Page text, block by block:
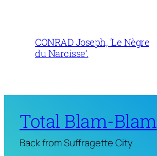
CONRAD Joseph, ‘Le Nègre
du Narcisse’.
Total Blam-Blam
Back from Suffragette City